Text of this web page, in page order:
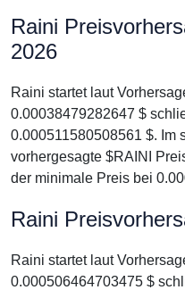
Raini
2026
Raini startet laut
0.00038479282647 $
0.000511580508561 $. Im
vorhergesagte $RAINI
der minimale Preis bei
Raini
Raini startet laut
0.000506464703475 $